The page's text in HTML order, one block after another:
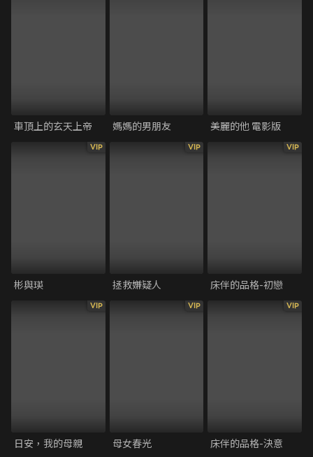
車頂上的玄天上帝 媽媽的男朋友 美麗的他 電影版
VIP
彬與瑛
VIP
拯救嫌疑人
VIP
床伴的品格-初戀
VIP
日安，我的母親
VIP
母女春光
VIP
床伴的品格-決意